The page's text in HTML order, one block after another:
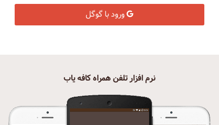
ورود با گوگل
نرم افزار تلفن همراه کافه یاب